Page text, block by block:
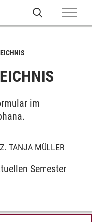
im
TANJA MÜLLER
Semester